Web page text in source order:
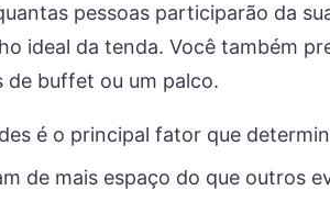
pessoas participarão da
ideal da tenda. Você também
de buffet ou um palco.
é o principal fator que
de mais espaço do que outros